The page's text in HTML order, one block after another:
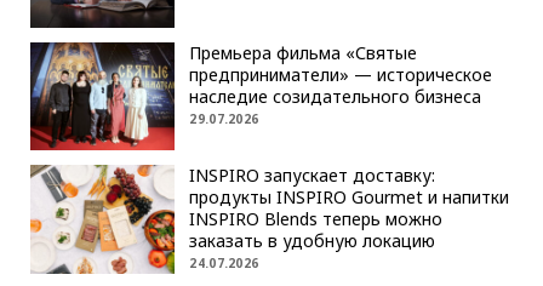
Премьера фильма «Святые
предприниматели» — историческое
наследие созидательного бизнеса
29.07.2026
INSPIRO запускает доставку:
продукты INSPIRO Gourmet и напитки
INSPIRO Blends теперь можно
заказать в удобную локацию
24.07.2026